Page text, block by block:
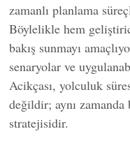
zamanlı planlama
Böylelikle hem
bakış sunmayı
senaryolar ve
Acikçası, yolculuk
değildir; aynı
stratejisidir.